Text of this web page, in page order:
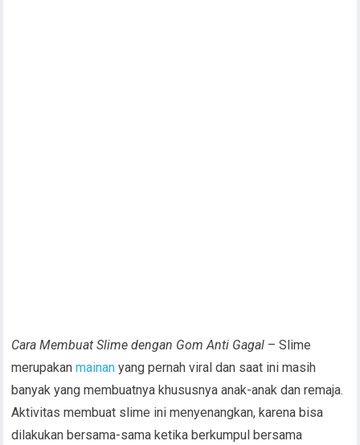
Cara Membuat Slime dengan Gom Anti Gagal – Slime
merupakanmainanyang pernah viral dan saat ini masih
banyak yang membuatnya khususnya anak-anak dan remaja.
Aktivitas membuat slime ini menyenangkan, karena bisa
dilakukan bersama-sama ketika berkumpul bersama